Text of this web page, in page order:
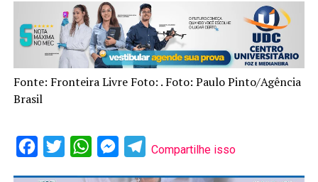
Fonte: Fronteira Livre Foto: . Foto: Paulo Pinto/Agência
Brasil
Facebook
Twitter WhatsAppMessenger
Telegram
Compartilhe isso